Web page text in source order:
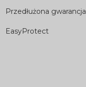
Przedłużona gwarancja
EasyProtect